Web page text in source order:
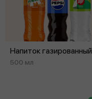
Напиток газированный
500 мл